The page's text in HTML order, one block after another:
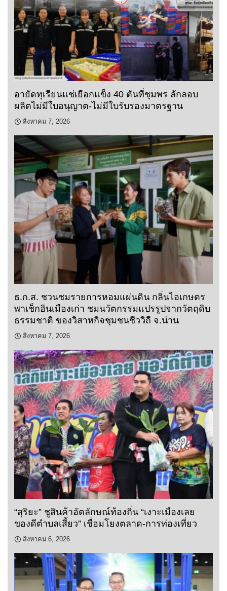
อายัดทุเรียนแช่เยือกแข็ง 40 ตันที่ชุมพร ลักลอบ
ผลิตไม่มีใบอนุญาต-ไม่มีใบรับรองมาตรฐาน
สิงหาคม 7, 2026
ธ.ก.ส. ชวนชมรายการหอมแผ่นดิน กลิ่นไอเกษตร
พาเช็กอินเมืองเก่า ชมนวัตกรรมแปรรูปจากวัตถุดิบ
ธรรมชาติ ของวิสาหกิจชุมชนชีววิถี จ.น่าน
สิงหาคม 7, 2026
“สุริยะ” ชูสินค้าอัตลักษณ์ท้องถิ่น “เงาะเมืองเลย
ของดีตำบลเสี้ยว” เชื่อมโยงตลาด-การท่องเที่ยว
สิงหาคม 6, 2026